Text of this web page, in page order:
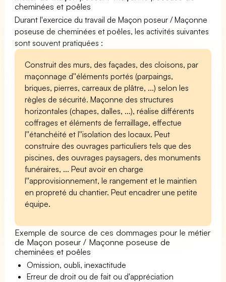
cheminées et poêles
Durant l'exercice du travail de Maçon poseur / Maçonne
poseuse de cheminées et poêles, les activités suivantes
sont souvent pratiquées :
Construit des murs, des façades, des cloisons, par
maçonnage d''éléments portés (parpaings,
briques, pierres, carreaux de plâtre, ...) selon les
règles de sécurité. Maçonne des structures
horizontales (chapes, dalles, ...), réalise différents
coffrages et éléments de ferraillage, effectue
l''étanchéité et l''isolation des locaux. Peut
construire des ouvrages particuliers tels que des
piscines, des ouvrages paysagers, des monuments
funéraires, ... Peut avoir en charge
l''approvisionnement, le rangement et le maintien
en propreté du chantier. Peut encadrer une petite
équipe.
Exemple de source de ces dommages pour le métier
de Maçon poseur / Maçonne poseuse de
cheminées et poêles
Omission, oubli, inexactitude
Erreur de droit ou de fait ou d'appréciation